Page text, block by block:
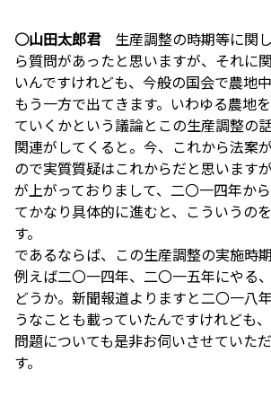
○山田太郎君生産調整の時期等に関
ら質問があったと思いますが、それに
いんですけれども、今般の国会で農地
もう一方で出てきます。いわゆる農地
ていくかという議論とこの生産調整の
関連がしてくると。今、これから法案
ので実質質疑はこれからだと思います
が上がっておりまして、二〇一四年か
てかなり具体的に進むと、こういうの
す。
であるならば、この生産調整の実施時
例えば二〇一四年、二〇一五年にやる
どうか。新聞報道よりますと二〇一八
うなことも載っていたんですけれども
問題についても是非お伺いさせていた
す。